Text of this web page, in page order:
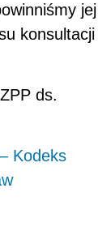
jej
konsultacji
ds.
Kodeks